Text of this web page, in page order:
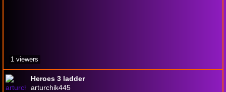
Heroes 3 ladder
arturchik445
1 viewers